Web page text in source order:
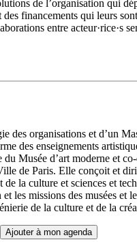
de l’organisation qui
financements qui leurs
entre acteur·rice·s
des organisations et d’un
des enseignements
Musée d’art moderne et
de Paris. Elle conçoit et
la culture et sciences et
les missions des musées
de la culture et de la
Ajouter à mon agenda